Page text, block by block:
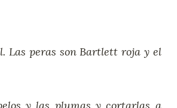
Las peras son Bartlett roja y el